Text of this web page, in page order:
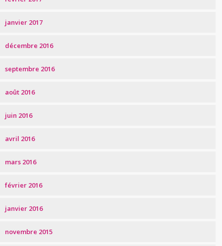
janvier 2017
décembre 2016
septembre 2016
août 2016
juin 2016
avril 2016
mars 2016
février 2016
janvier 2016
novembre 2015